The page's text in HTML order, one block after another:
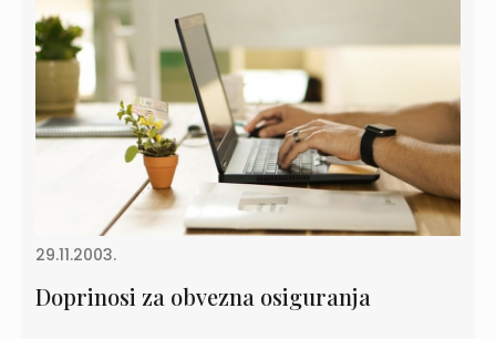
29.11.2003.
Doprinosi za obvezna osiguranja